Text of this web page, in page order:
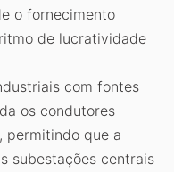
o fornecimento
de lucratividade
com fontes
os condutores
permitindo que a
subestações centrais